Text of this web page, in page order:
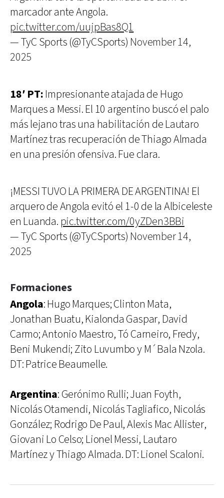
marcador ante Angola.
pic.twitter.com/uujpBas8Q1
— TyC Sports (@TyCSports) November 14,
2025
18′ PT:Impresionante atajada de Hugo
Marques a Messi. El 10 argentino buscó el palo
más lejano tras una habilitación de Lautaro
Martínez tras recuperación de Thiago Almada
en una presión ofensiva. Fue clara.
¡MESSI TUVO LA PRIMERA DE ARGENTINA! El
arquero de Angola evitó el 1-0 de la Albiceleste
en Luanda. pic.twitter.com/0yZDen3BBi
— TyC Sports (@TyCSports) November 14,
2025
Formaciones
Angola: Hugo Marques; Clinton Mata,
Jonathan Buatu, Kialonda Gaspar, David
Carmo; Antonio Maestro, Tó Carneiro, Fredy,
Beni Mukendi; Zito Luvumbo y M´Bala Nzola.
DT: Patrice Beaumelle.
Argentina: Gerónimo Rulli; Juan Foyth,
Nicolás Otamendi, Nicolás Tagliafico, Nicolás
González; Rodrigo De Paul, Alexis Mac Allister,
Giovani Lo Celso; Lionel Messi, Lautaro
Martínez y Thiago Almada. DT: Lionel Scaloni.